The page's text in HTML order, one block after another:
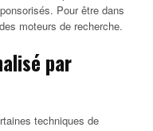
Pour être dans
moteurs de recherche.
par
techniques de